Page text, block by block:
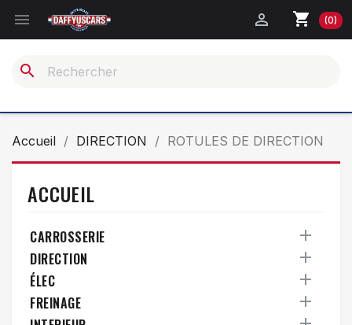
 shopping_cart (0)

search
Accueil DIRECTION ROTULES DE DIRECTION
ACCUEIL
CARROSSERIE

DIRECTION

ÉLEC

FREINAGE
